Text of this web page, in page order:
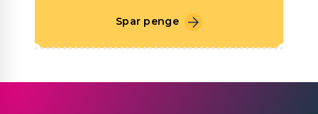
Spar penge